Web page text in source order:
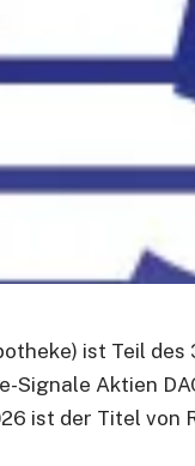
ist Teil
Signale Aktien
ist der Titel von